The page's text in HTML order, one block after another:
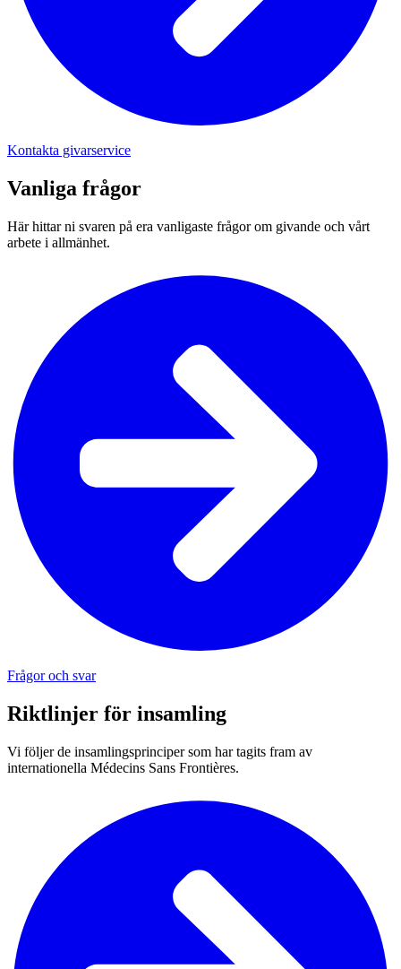
Kontakta givarservice
Vanliga frågor
Här hittar ni svaren på era vanligaste frågor om givande och vårt
arbete i allmänhet.
Frågor och svar
Riktlinjer för insamling
Vi följer de insamlingsprinciper som har tagits fram av
internationella Médecins Sans Frontières.